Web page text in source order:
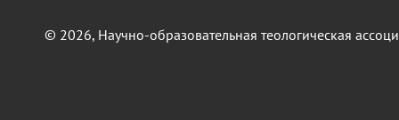
© 2026, Научно-образовательная теологическая